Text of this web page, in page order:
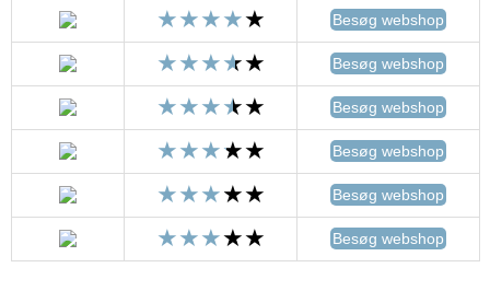
Besøg webshop
Besøg webshop
Besøg webshop
Besøg webshop
Besøg webshop
Besøg webshop